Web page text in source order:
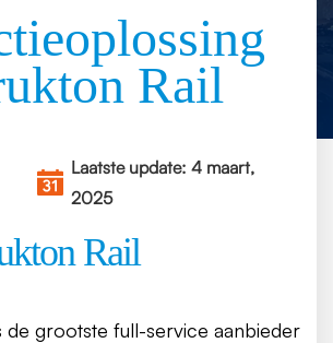
Rail
Laatste update: 4 maart,
2025
Rail
de grootste full-service aanbieder